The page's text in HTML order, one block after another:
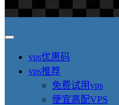
vps优惠码
vps推荐
免费试用vps
便宜高配VPS